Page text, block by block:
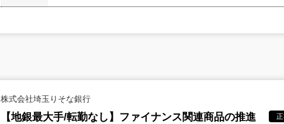
株式会社埼玉りそな銀行
【地銀最大手/転勤なし】ファイナンス関連商品の推進